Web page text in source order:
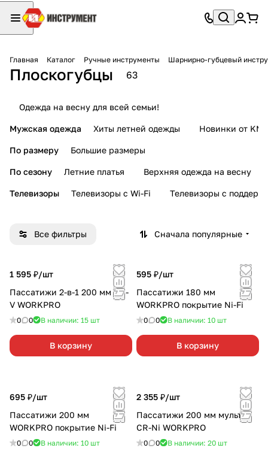
Главная Каталог Ручные инструменты Шарнирно-губцевый
Плоскогубцы 63
Одежда на весну для всей семьи!
Мужская одежда Хиты летней одежды Новинки от KMI
По размеру Большие размеры
По сезону Летние платья Верхняя одежда на весну
Телевизоры Телевизоры с Wi-Fi Телевизоры с
Все фильтры Сначала популярные
1 595 ₽/шт
Пассатижи 2-в-1 200 мм CR-
V WORKPRO
0 0 В наличии: 15 шт
В корзину
595 ₽/шт
Пассатижи 180 мм
WORKPRO покрытие Ni-Fi
0 0 В наличии: 10 шт
В корзину
695 ₽/шт
Пассатижи 200 мм
WORKPRO покрытие Ni-Fi
0 0 В наличии: 10 шт
2 355 ₽/шт
Пассатижи 200 мм мульти
CR-Ni WORKPRO
0 0 В наличии: 20 шт